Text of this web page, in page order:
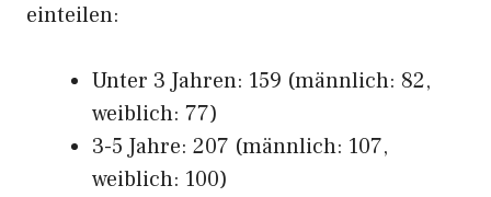
einteilen:
Unter 3 Jahren: 159 (männlich: 82,
weiblich: 77)
3-5 Jahre: 207 (männlich: 107,
weiblich: 100)